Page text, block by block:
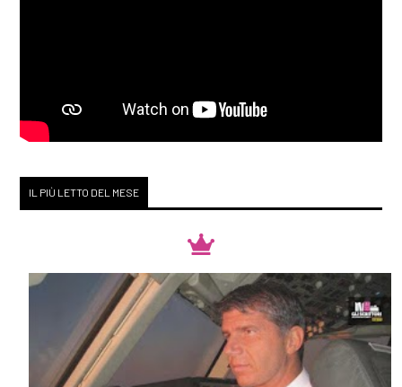
IL PIÙ LETTO DEL MESE